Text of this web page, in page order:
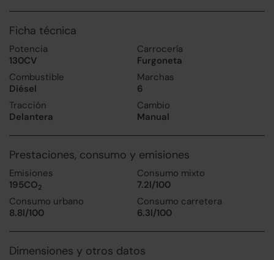
Ficha técnica
Potencia
130CV
Carrocería
Furgoneta
Combustible
Diésel
Marchas
6
Tracción
Delantera
Cambio
Manual
Prestaciones, consumo y emisiones
Emisiones
195CO2
Consumo mixto
7.2l/100
Consumo urbano
8.8l/100
Consumo carretera
6.3l/100
Dimensiones y otros datos